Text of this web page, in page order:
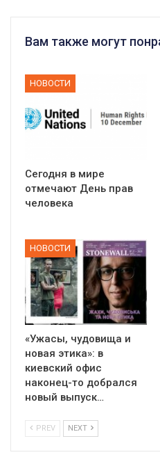
Вам также могут
НОВОСТИ
Сегодня в мире
отмечают День прав
человека
НОВОСТИ
«Ужасы, чудовища и
новая этика»: в
киевский офис
наконец-то добрался
новый выпуск…
PREV NEXT